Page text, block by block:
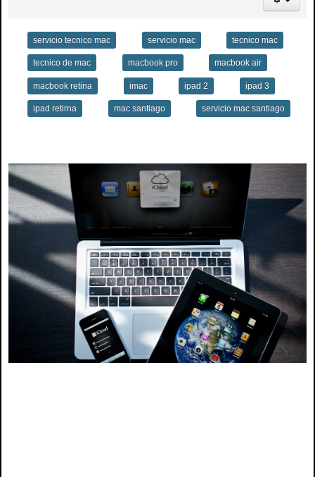
servicio tecnico mac servicio mac tecnico mac
tecnico de mac macbook pro macbook air
macbook retina imac ipad 2 ipad 3
ipad retirna mac santiago servicio mac santiago